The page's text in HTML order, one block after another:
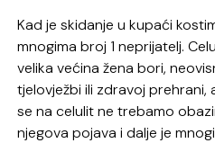
Kad je skidanje u kupaći
mnogima broj 1 neprijatelj.
velika većina žena bori,
tjelovježbi ili zdravoj prehrani,
se na celulit ne trebamo
njegova pojava i dalje je